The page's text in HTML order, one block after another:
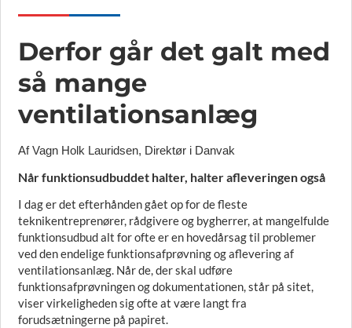
Derfor går det galt med
så mange
ventilationsanlæg
Af Vagn Holk Lauridsen, Direktør i Danvak
Når funktionsudbuddet halter, halter afleveringen også
I dag er det efterhånden gået op for de fleste
teknikentreprenører, rådgivere og bygherrer, at mangelfulde
funktionsudbud alt for ofte er en hovedårsag til problemer
ved den endelige funktionsafprøvning og aflevering af
ventilationsanlæg. Når de, der skal udføre
funktionsafprøvningen og dokumentationen, står på sitet,
viser virkeligheden sig ofte at være langt fra
forudsætningerne på papiret.